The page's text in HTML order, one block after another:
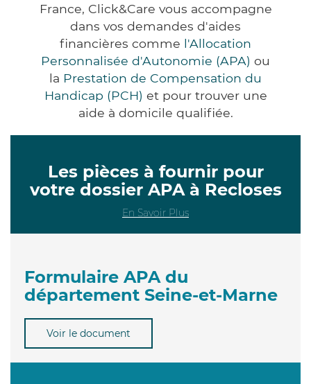
France, Click&Care vous accompagne
dans vos demandes d'aides
financières comme l'Allocation
Personnalisée d'Autonomie (APA) ou
la Prestation de Compensation du
Handicap (PCH) et pour trouver une
aide à domicile qualifiée.
Les pièces à fournir pour
votre dossier APA à Recloses
En Savoir Plus
Formulaire APA du
département Seine-et-Marne
Voir le document